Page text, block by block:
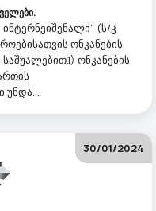
(ს/კ
ონკანების
ონკანების
უნდა...
30/01/2024